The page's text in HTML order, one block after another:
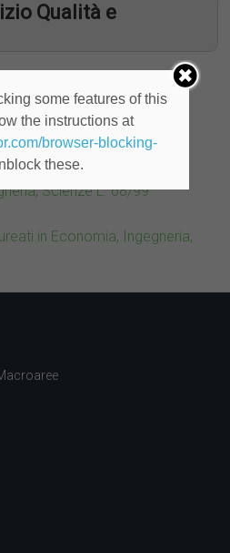
Qualità e
Scienze L. 68/99
in Economia, Ingegneria,
some features of this
the instructions at
browser-blocking-
these.